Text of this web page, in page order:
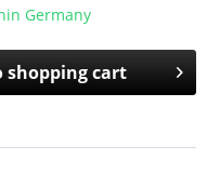
Germany
shopping cart